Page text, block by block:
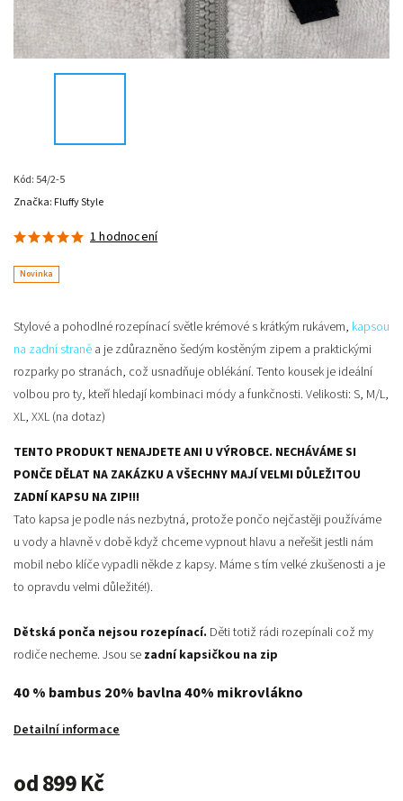
Kód: 54/2-5
Novinka
1 hodnocení
Stylové a pohodlné rozepínací světle krémové s krátkým rukávem, kapsou
na zadní straně a je zdůrazněno šedým kostěným zipem a praktickými
rozparky po stranách, což usnadňuje oblékání. Tento kousek je ideální
volbou pro ty, kteří hledají kombinaci módy a funkčnosti. Velikosti: S, M/L,
XL, XXL (na dotaz)
TENTO PRODUKT NENAJDETE ANI U VÝROBCE. NECHÁVÁME SI
PONČE DĚLAT NA ZAKÁZKU A VŠECHNY MAJÍ VELMI DŮLEŽITOU
ZADNÍ KAPSU NA ZIP!!!
Tato kapsa je podle nás nezbytná, protože pončo nejčastěji používáme
u vody a hlavně v době když chceme vypnout hlavu a neřešit jestli nám
mobil nebo klíče vypadli někde z kapsy. Máme s tím velké zkušenosti a je
to opravdu velmi důležité!).
Dětská ponča nejsou rozepínací. Děti totiž rádi rozepínali což my
rodiče necheme. Jsou se zadní kapsičkou na zip
40 % bambus 20% bavlna 40% mikrovlákno
Detailní informace
Značka: Fluffy Style
od899 Kč